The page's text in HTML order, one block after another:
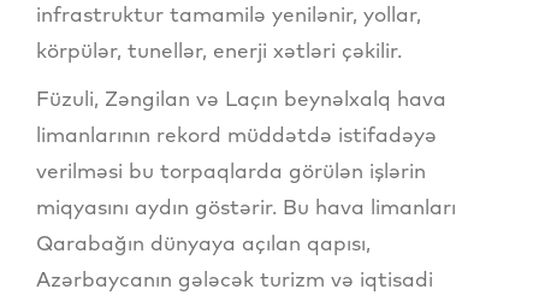
infrastruktur tamamilə yenilənir, yollar,
körpülər, tunellər, enerji xətləri çəkilir.
Füzuli, Zəngilan və Laçın beynəlxalq hava
limanlarının rekord müddətdə istifadəyə
verilməsi bu torpaqlarda görülən işlərin
miqyasını aydın göstərir. Bu hava limanları
Qarabağın dünyaya açılan qapısı,
Azərbaycanın gələcək turizm və iqtisadi